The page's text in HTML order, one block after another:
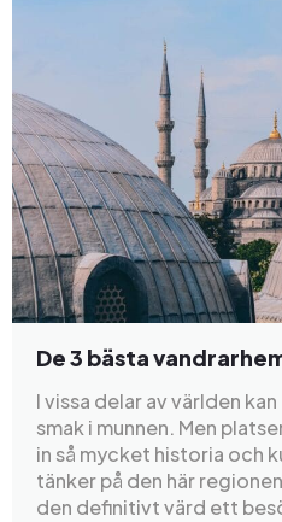
De 3 bästa
I vissa delar av världen
smak i munnen. Men
in så mycket historia och
tänker på den här
den definitivt värd ett